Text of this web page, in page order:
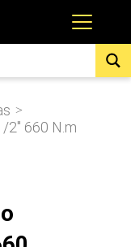
>
2″ 660 N.m